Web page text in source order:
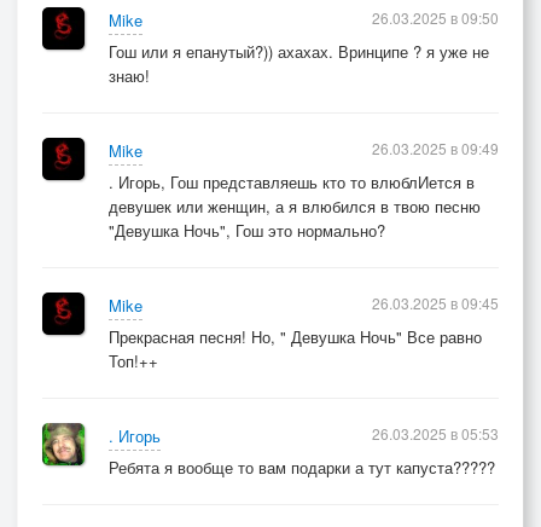
Mike
Гош или я епанутый?)) ахахах. Вринципе ? я уже не
знаю!
26.03.2025 в 09:50
Mike
. Игорь, Гош представляешь кто то влюблИется в
девушек или женщин, а я влюбился в твою песню
"Девушка Ночь", Гош это нормально?
26.03.2025 в 09:49
Mike
Прекрасная песня! Но, " Девушка Ночь" Все равно
Топ!++
26.03.2025 в 09:45
. Игорь
Ребята я вообще то вам подарки а тут капуста?????
26.03.2025 в 05:53